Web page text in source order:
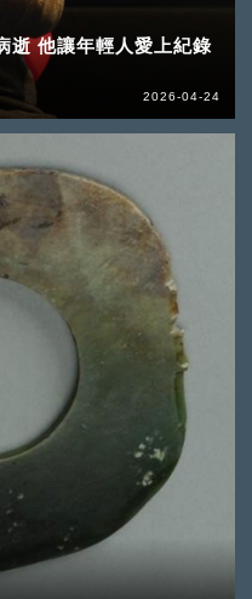
逝 他讓年輕人愛上紀錄
2026-04-24